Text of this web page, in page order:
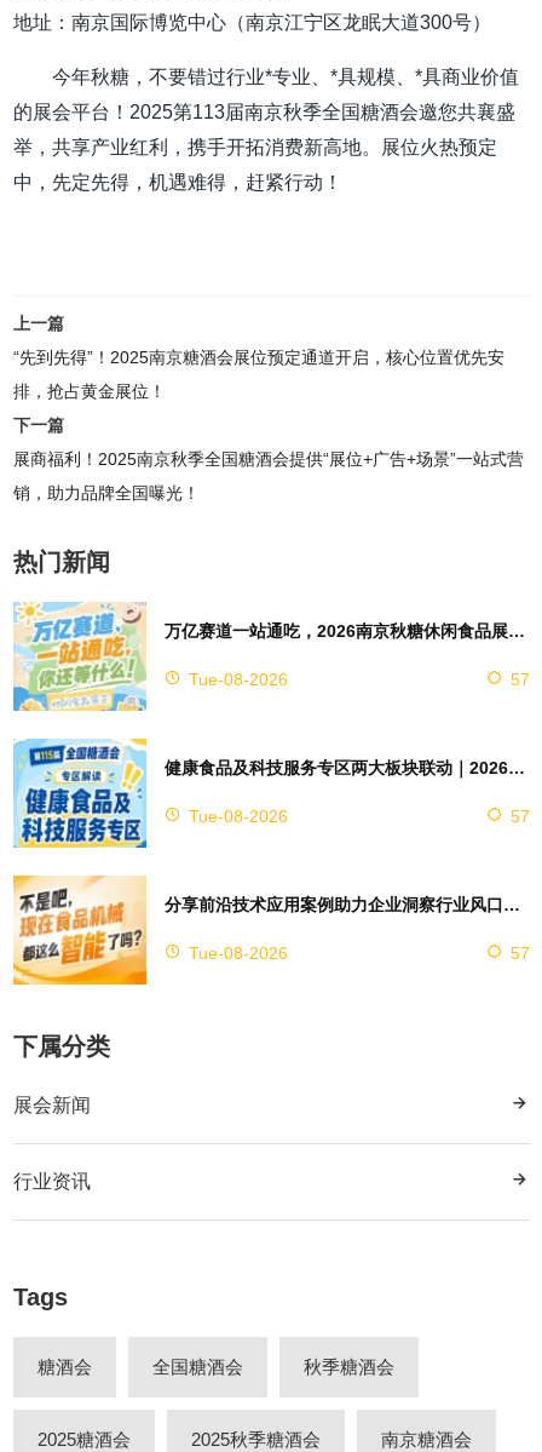
地址：南京国际博览中心（南京江宁区龙眠大道300号）
今年秋糖，不要错过行业*专业、*具规模、*具商业价值
的展会平台！2025第113届南京秋季全国糖酒会邀您共襄盛
举，共享产业红利，携手开拓消费新高地。展位火热预定
中，先定先得，机遇难得，赶紧行动！
上一篇
“先到先得”！2025南京糖酒会展位预定通道开启，核心位置优先安
排，抢占黄金展位！
下一篇
展商福利！2025南京秋季全国糖酒会提供“展位+广告+场景”一站式营
销，助力品牌全国曝光！
热门新闻
万亿赛道一站通吃，2026南京秋糖休闲食品展区4万㎡超大展馆等你来占位
Tue-08-2026 57
健康食品及科技服务专区两大板块联动｜2026南京秋糖实现双向赋能助力企业对接技术资源
Tue-08-2026 57
分享前沿技术应用案例助力企业洞察行业风口，2026南京秋糖9号馆赋能创新
Tue-08-2026 57
下属分类
展会新闻
行业资讯
Tags
糖酒会 全国糖酒会 秋季糖酒会
2025糖酒会 2025秋季糖酒会 南京糖酒会